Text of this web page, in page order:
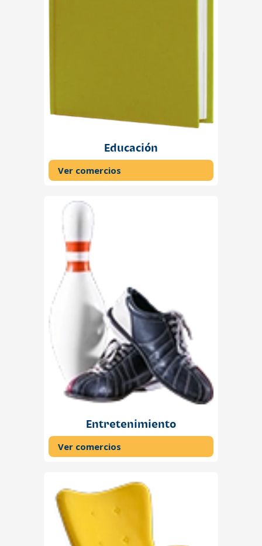
Educación
Ver comercios
Entretenimiento
Ver comercios